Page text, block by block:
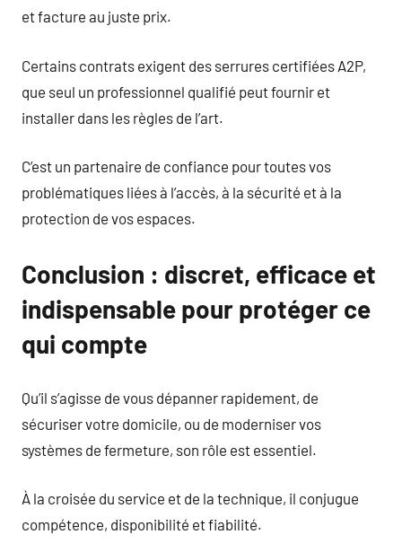
et facture au juste prix.
Certains contrats exigent des serrures certifiées A2P,
que seul un professionnel qualifié peut fournir et
installer dans les règles de l’art.
C’est un partenaire de confiance pour toutes vos
problématiques liées à l’accès, à la sécurité et à la
protection de vos espaces.
Conclusion : discret, efficace et
indispensable pour protéger ce
qui compte
Qu’il s’agisse de vous dépanner rapidement, de
sécuriser votre domicile, ou de moderniser vos
systèmes de fermeture, son rôle est essentiel.
À la croisée du service et de la technique, il conjugue
compétence, disponibilité et fiabilité.